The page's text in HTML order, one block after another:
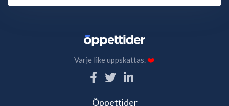
Varje like uppskattas.❤️
Öppettider